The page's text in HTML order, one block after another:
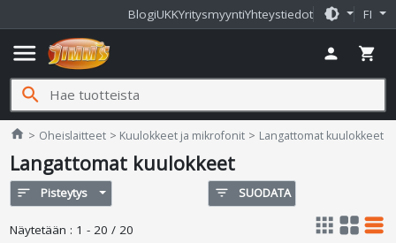
BlogiUKKYritysmyyntiYhteystiedot brightness_medium FI
menu person shopping_cart
search
home Jimms.fi
Oheislaitteet Kuulokkeet ja mikrofonit Langattomat kuulokkeet
Langattomat kuulokkeet
sort Pisteytys filter_list SUODATA
Näytetään : 1 - 20 / 20 apps grid_view table_rows